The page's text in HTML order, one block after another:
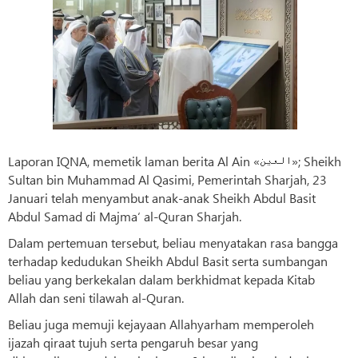
Laporan IQNA, memetik laman berita Al Ain «العین»; Sheikh
Sultan bin Muhammad Al Qasimi, Pemerintah Sharjah, 23
Januari telah menyambut anak-anak Sheikh Abdul Basit
Abdul Samad di Majma‘ al-Quran Sharjah.
Dalam pertemuan tersebut, beliau menyatakan rasa bangga
terhadap kedudukan Sheikh Abdul Basit serta sumbangan
beliau yang berkekalan dalam berkhidmat kepada Kitab
Allah dan seni tilawah al-Quran.
Beliau juga memuji kejayaan Allahyarham memperoleh
ijazah qiraat tujuh serta pengaruh besar yang